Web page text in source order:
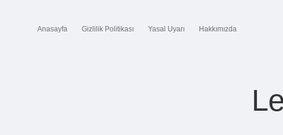
Anasayfa Gizlilik Politikası Yasal Uyarı Hakkımızda